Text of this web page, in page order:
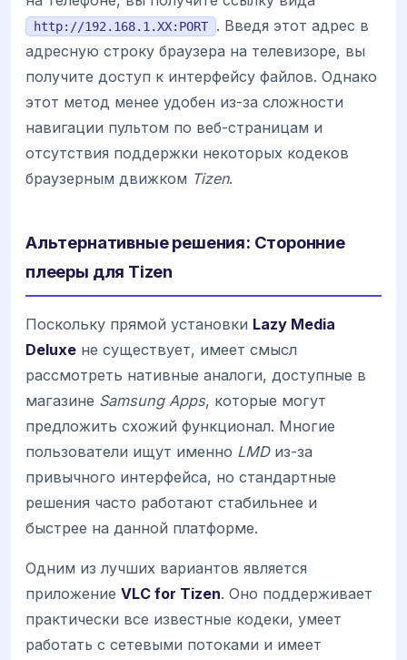
http://192.168.1.XX:PORT
. Введя этот адрес в
адресную строку браузера на телевизоре, вы
получите доступ к интерфейсу файлов. Однако
этот метод менее удобен из-за сложности
навигации пультом по веб-страницам и
отсутствия поддержки некоторых кодеков
браузерным движком Tizen.
Альтернативные решения: Сторонние
плееры для Tizen
Поскольку прямой установки Lazy Media
Deluxe не существует, имеет смысл
рассмотреть нативные аналоги, доступные в
магазине Samsung Apps, которые могут
предложить схожий функционал. Многие
пользователи ищут именно LMDиз-за
привычного интерфейса, но стандартные
решения часто работают стабильнее и
быстрее на данной платформе.
Одним из лучших вариантов является
приложение VLC for Tizen. Оно поддерживает
практически все известные кодеки, умеет
работать с сетевыми потоками и имеет